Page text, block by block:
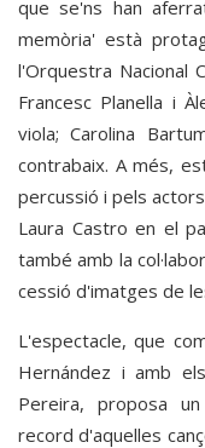
que se'ns han
memòria' està
l'Orquestra Nacional
Francesc Planella i
viola; Carolina
contrabaix. A més,
percussió i pels
Laura Castro en el
també amb la
cessió d'imatges de
L'espectacle, que
Hernández i amb
Pereira, proposa
record d'aquelles